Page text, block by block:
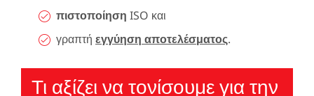
πιστοποίηση ISO και
γραπτή εγγύηση αποτελέσματος.
Τι αξίζει να τονίσουμε για την